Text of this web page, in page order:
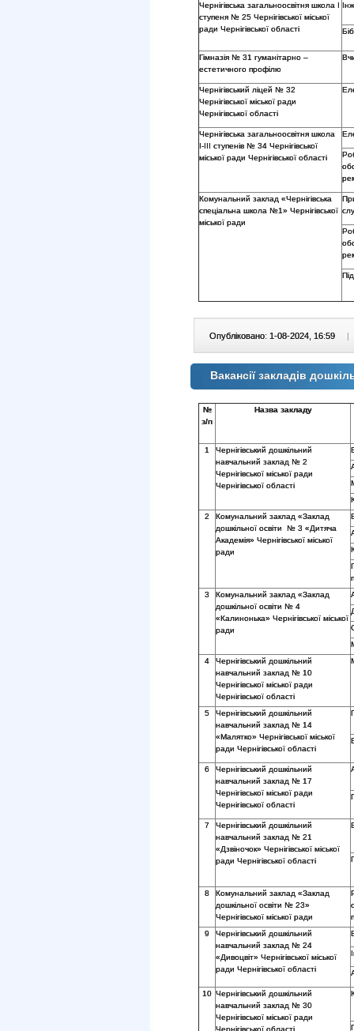
Чернігівська загальноосвітня школа І
ступеня № 25 Чернігівської міської
ради Чернігівської області
Гімназія № 31 гуманітарно –
естетичного профілю
Чернігівський ліцей № 32
Чернігівської міської ради
Чернігівської області
Чернігівська загальноосвітня школа
І-ІІІ ступенів № 34 Чернігівської
міської ради Чернігівської області
Комунальний заклад «Чернігівська
спеціальна школа №1» Чернігівської
міської ради
Опубліковано: 1-08-2024, 16:59 |
Вакансії закладів
№
з/п
Назва закладу
1
Чернігівський дошкільний
навчальний заклад № 2
Чернігівської міської ради
Чернігівської області
2
Комунальний заклад «Заклад
дошкільної освіти № 3 «Дитяча
Академія» Чернігівської міської
ради
3
Комунальний заклад «Заклад
дошкільної освіти № 4
«Калинонька» Чернігівської міської
ради
4
Чернігівський дошкільний
навчальний заклад № 10
Чернігівської міської ради
Чернігівської області
5
Чернігівський дошкільний
навчальний заклад № 14
«Малятко» Чернігівської міської
ради Чернігівської області
6
Чернігівський дошкільний
навчальний заклад № 17
Чернігівської міської ради
Чернігівської області
7
Чернігівський дошкільний
навчальний заклад № 21
«Дзвіночок» Чернігівської міської
ради Чернігівської області
8
Комунальний заклад «Заклад
дошкільної освіти № 23»
Чернігівської міської ради
9
Чернігівський дошкільний
навчальний заклад № 24
«Дивоцвіт» Чернігівської міської
ради Чернігівської області
10 Чернігівський дошкільний
навчальний заклад № 30
Чернігівської міської ради
Чернігівської області